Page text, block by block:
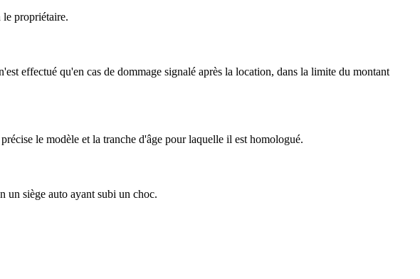
le propriétaire.
effectué qu'en cas de dommage signalé après la location, dans la limite du montant
le modèle et la tranche d'âge pour laquelle il est homologué.
un siège auto ayant subi un choc.